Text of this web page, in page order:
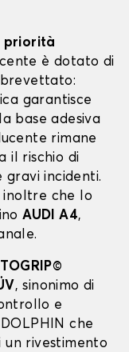
priorità
è dotato di
brevettato:
garantisce
base adesiva
rimane
il rischio di
gravi incidenti.
inoltre che lo
AUDI A4,
, sinonimo di
e
che
un rivestimento